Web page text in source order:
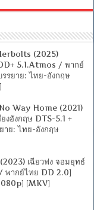
(2025)
5.1.Atmos / พากย์
รยาย: ไทย-อังกฤษ
Way Home (2021)
งอังกฤษ DTS-5.1 +
าย: ไทย-อังกฤษ
เฉียวฟง จอมยุทธ์
พากย์ไทย DD 2.0]
[MKV]